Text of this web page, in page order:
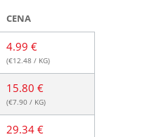
CENA
4.99 €
(€12.48 / KG)
15.80 €
(€7.90/ KG)
29.34 €